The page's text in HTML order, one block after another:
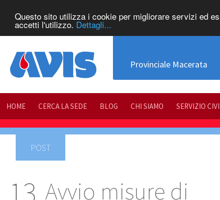
Questo sito utilizza i cookie per migliorare servizi ed
accetti l'utilizzo. Dettagli...
Provinciale Macerata
HOME CERCA LA SEDE BLOG CHI SIAMO SERVIZIO
POST
13 Avvio misure di